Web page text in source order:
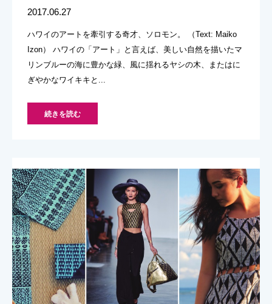
2017.06.27
ハワイのアートを牽引する奇才、ソロモン。 （Text: Maiko
Izon） ハワイの「アート」と言えば、美しい自然を描いたマ
リンブルーの海に豊かな緑、風に揺れるヤシの木、またはに
ぎやかなワイキキと...
続きを読む